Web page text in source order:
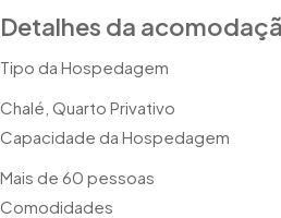
Detalhes da
Tipo da Hospedagem
Chalé, Quarto Privativo
Capacidade da Hospedagem
Mais de 60 pessoas
Comodidades